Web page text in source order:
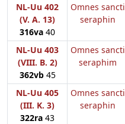
NL-Uu 402
(V. A. 13)
316va 40
Omnes sancti
seraphin
NL-Uu 403
(VIII. B. 2)
362vb45
Omnes sancti
seraphim
NL-Uu 405
(III. K. 3)
322ra 43
Omnes sancti
seraphin